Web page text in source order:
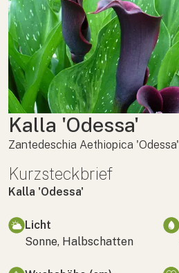
Kalla 'Odessa'
Zantedeschia Aethiopica 'Odessa'
Kurzsteckbrief
Kalla 'Odessa'
Licht
Sonne, Halbschatten